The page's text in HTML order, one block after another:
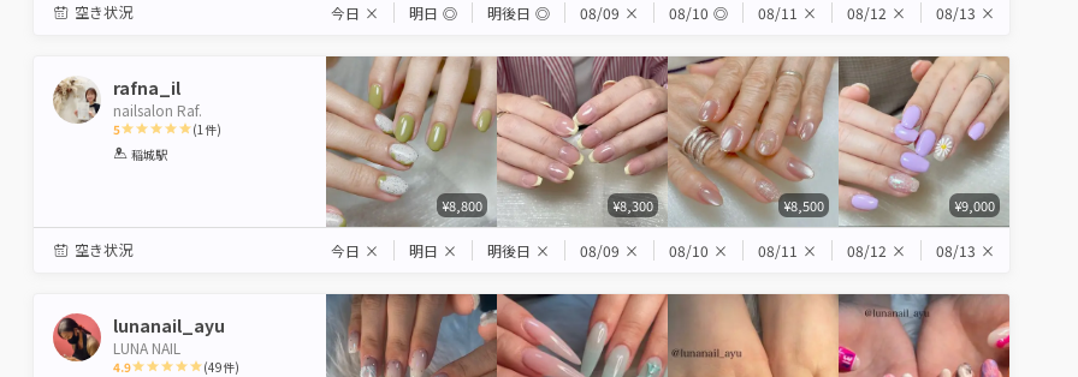
空き状況 今日 × 明日 ◎ 明後日 ◎ 08/09 × 08/10 ◎ 08/11 × 08/12 × 08/13 ×
rafna_il
nailsalon Raf.
5
1 2 3 4
(1 件)
稲城駅
¥8,800 ¥8,300 ¥8,500 ¥9,000
空き状況 今日 × 明日 × 明後日 × 08/09 × 08/10 × 08/11 × 08/12 × 08/13 ×
lunanail_ayu
LUNA NAIL
4.9 (49件)